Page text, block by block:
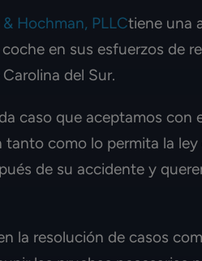
Hochman, PLLCtiene una
en sus esfuerzos de
del Sur.
caso que aceptamos con
tanto como lo permita la
de su accidente y
la resolución de casos